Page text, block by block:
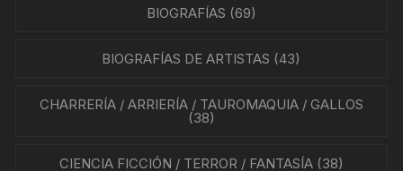
BIOGRAFÍAS (69)
BIOGRAFÍAS DE ARTISTAS (43)
CHARRERÍA / ARRIERÍA / TAUROMAQUIA / GALLOS
(38)
CIENCIA FICCIÓN / TERROR / FANTASÍA(38)